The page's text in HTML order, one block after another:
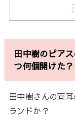
田中樹のピア
つ何個開けた？
田中樹さんの両
ランドか？